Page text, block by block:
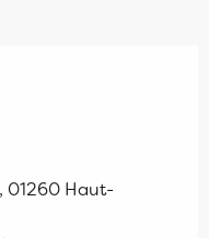
01260 Haut-